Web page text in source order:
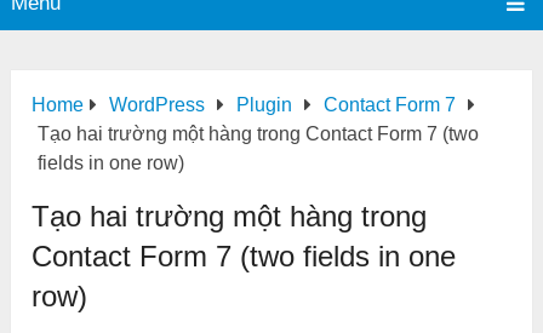
Home WordPress Plugin
Contact Form 7
Tạo hai trường một hàng trong Contact Form 7 (two
fields in one row)
Tạo hai trường một hàng trong
Contact Form 7 (two fields in one
row)